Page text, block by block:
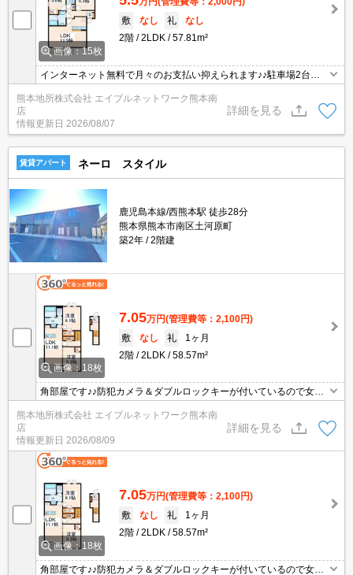
画像：15枚
敷
なし 礼
なし
2階
2LDK 57.81m²
インターネット無料で月々のお支払い抑えられます♪♪駐車場2台で
この金額☆今なら家賃1か月フリーレントで初期費用も◎ウォーク
インクローゼットで収納充実◎
熊本地所株式会社 エイブルネットワーク熊本南
店
情報更新日 2026/08/07
詳細を見る
賃貸アパート ネーロ スタイル
鹿児島本線/西熊本駅 徒歩28分
熊本県熊本市南区土河原町
築2年
2階建
画像：18枚
7.05万円(管理費等：2,100円)
敷
なし 礼
1ヶ月
2階
2LDK 58.57m²
角部屋です♪♪防犯カメラ＆ダブルロックキーが付いているので女性
なので荷物の収納に困りません♪♪ネットはもちろん無料☆その他人
熊本地所株式会社 エイブルネットワーク熊本南
店
情報更新日 2026/08/09
詳細を見る
画像：18枚
7.05万円(管理費等：2,100円)
敷
なし 礼
1ヶ月
2階
2LDK 58.57m²
角部屋です♪♪防犯カメラ＆ダブルロックキーが付いているので女性